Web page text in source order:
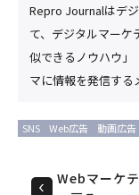
Repro Journalはデ
て、デジタルマーケ
似できるノウハウ」
マに情報を発信する
SNS Web広告 動画広告
Webマーケ